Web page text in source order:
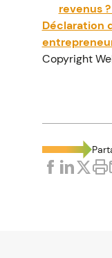
revenus ?
Déclaration
Copyright